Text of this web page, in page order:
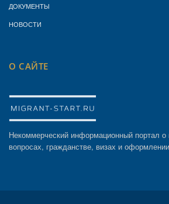
ДОКУМЕНТЫ
НОВОСТИ
О САЙТЕ
Некоммерческий информационный портал о
вопросах, гражданстве, визах и